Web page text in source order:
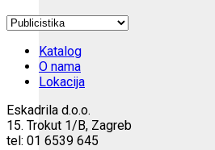
Katalog
O nama
Lokacija
Eskadrila d.o.o.
15. Trokut 1/B, Zagreb
tel: 01 6539 645